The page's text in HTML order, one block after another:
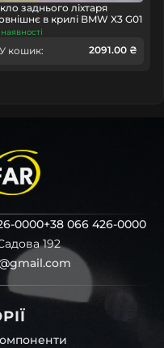
заднього ліхтаря
в крилі BMW X3 G01
(2017-2021) дорест праве
У кошик: 2091.00 ₴
0000+38 066 426-0000
192